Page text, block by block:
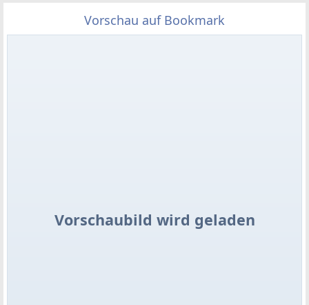
Vorschau auf Bookmark
Vorschaubild wird geladen